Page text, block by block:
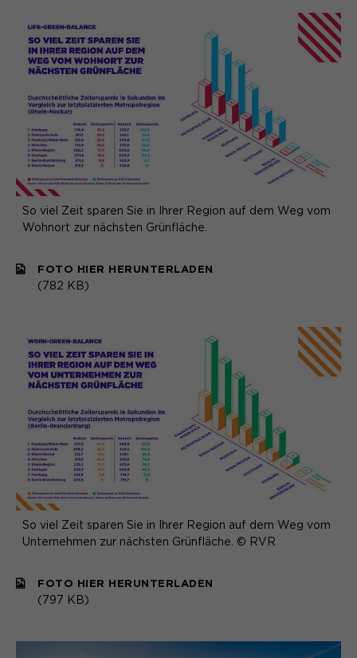
So viel Zeit sparen Sie in Ihrer Region auf dem Weg vom
Wohnort zur nächsten Grünfläche.
FOTO HIER HERUNTERLADEN
(782 KB)
So viel Zeit sparen Sie in Ihrer Region auf dem Weg vom
Unternehmen zur nächsten Grünfläche. © RVR
FOTO HIER HERUNTERLADEN
(797 KB)